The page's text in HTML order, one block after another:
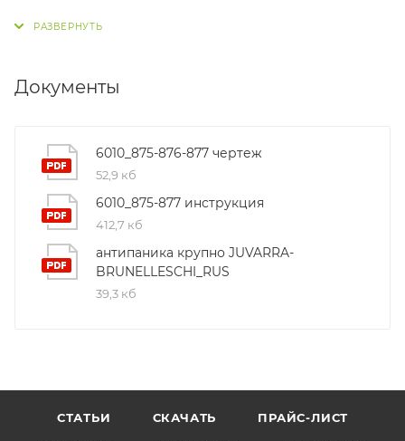
Документы
6010_875-876-877 чертеж
52,9 кб
6010_875-877 инструкция
412,7 кб
антипаника крупно JUVARRA-
BRUNELLESCHI_RUS
39,3 кб
СТАТЬИ СКАЧАТЬ ПРАЙС-ЛИСТ